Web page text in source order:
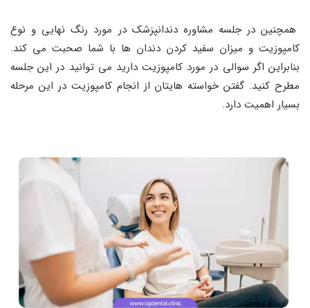
همچنین در جلسه مشاوره دندانپزشک در مورد رنگ نهایی و نوع
کامپوزیت و میزان سفید کردن دندان ها با شما صحبت می‌ کند.
بنابراین اگر سوالی در مورد کامپوزیت دارید می توانید در این جلسه
مطرح کنید. گفتن خواسته‌ هایتان از انجام کامپوزیت در این مرحله
بسیار اهمیت دارد.